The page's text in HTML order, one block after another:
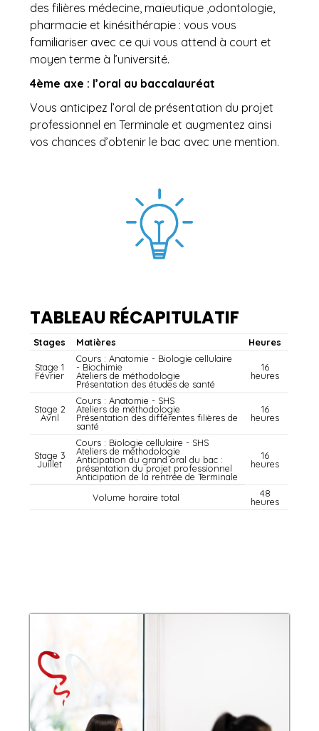
des filières médecine, maïeutique ,odontologie,
pharmacie et kinésithérapie : vous vous
familiariser avec ce qui vous attend à court et
moyen terme à l’université.
4ème axe : l’oral au baccalauréat
Vous anticipez l’oral de présentation du projet
professionnel en Terminale et augmentez ainsi
vos chances d’obtenir le bac avec une mention.
TABLEAU RÉCAPITULATIF
Stages Matières Heures
Stage 1
Février
Cours : Anatomie - Biologie cellulaire
- Biochimie
Ateliers de méthodologie
Présentation des études de santé
16
heures
Stage 2
Avril
Cours : Anatomie - SHS
Ateliers de méthodologie
Présentation des différentes filières de
santé
16
heures
Stage 3
Juillet
Cours : Biologie cellulaire - SHS
Ateliers de méthodologie
Anticipation du grand oral du bac :
présentation du projet professionnel
Anticipation de la rentrée de Terminale
16
heures
Volume horaire total 48
heures